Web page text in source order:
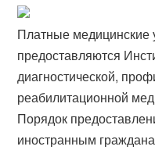
Платные медицинские
предоставляются
диагностической,
реабилитационной
Порядок
иностранным